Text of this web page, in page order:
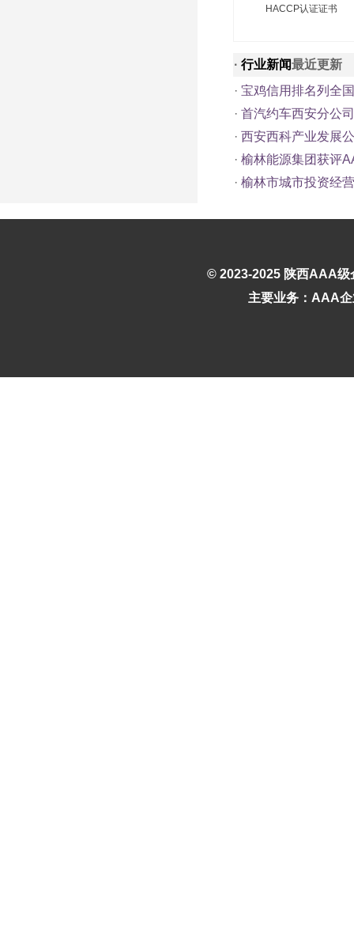
HACCP认证证书
· 行业新闻最近更新
· 宝鸡信用排名列全
· 首汽约车西安分公
· 西安西科产业发展
· 榆林能源集团获评
· 榆林市城市投资经
© 2023-2025 陕西AAA级
主要业务：AAA